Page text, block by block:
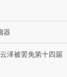
器
泽被罢免第十四届